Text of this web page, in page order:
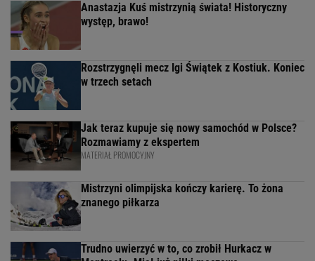
Anastazja Kuś mistrzynią świata! Historyczny
występ, brawo!
Rozstrzygnęli mecz Igi Świątek z Kostiuk. Koniec
w trzech setach
Jak teraz kupuje się nowy samochód w Polsce?
Rozmawiamy z ekspertem
MATERIAŁ PROMOCYJNY
Mistrzyni olimpijska kończy karierę. To żona
znanego piłkarza
Trudno uwierzyć w to, co zrobił Hurkacz w